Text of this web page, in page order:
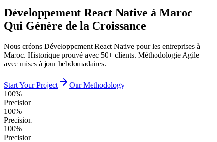
Développement React Native à Maroc
Qui Génère de la Croissance
Nous créons Développement React Native pour les entreprises à
Maroc. Historique prouvé avec 50+ clients. Méthodologie Agile
avec mises à jour hebdomadaires.
Start Your Project
Our Methodology
100%
Precision
100%
Precision
100%
Precision